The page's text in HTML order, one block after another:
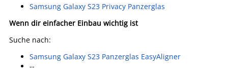
Samsung Galaxy S23 Privacy Panzerglas
Wenn dir einfacher Einbau wichtig ist
Suche nach:
Samsung Galaxy S23 Panzerglas EasyAligner
--